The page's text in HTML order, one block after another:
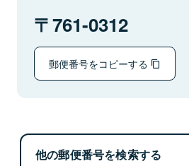
761-0312
郵便番号をコピーする
他の郵便番号を検索する